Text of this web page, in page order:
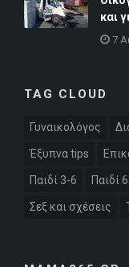
και
7
TAG CLOUD
Γυναικολόγος
Έξυπνα tips
Παιδί 3-6 Παιδί
Σεξ και σχέσεις